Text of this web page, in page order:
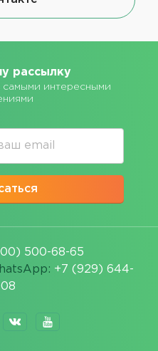
рассылку
самыми интересными
500-68-65
+7 (929) 644-